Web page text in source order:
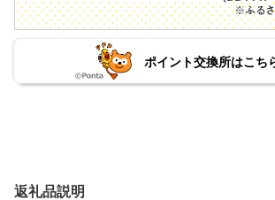
ポイント交換所はこち
返礼品説明